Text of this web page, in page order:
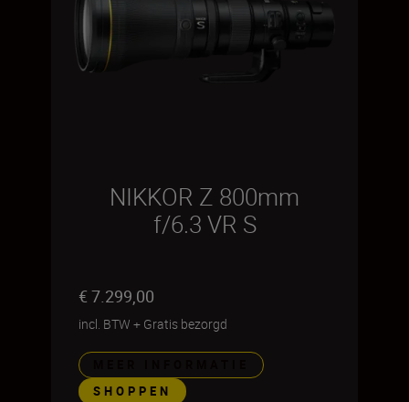
NIKKOR Z 800mm
f/6.3 VR S
€ 7.299,00
incl. BTW + Gratis bezorgd
SHOPPEN